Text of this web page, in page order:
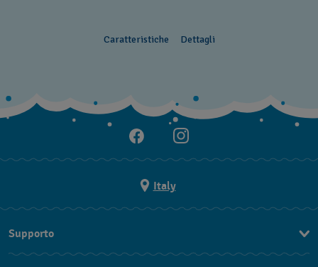
Caratteristiche Dettagli
Italy
Supporto